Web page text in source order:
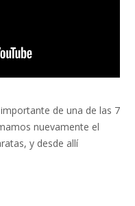
de una de las 7
nuevamente el
y desde allí